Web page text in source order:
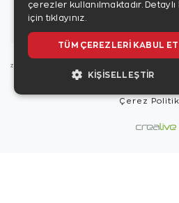
Copyright © 2026, Zen
Zen Diamond Birleşmiş
Turquality Destek
Çerez
çerezler kullanılmaktadır. Detaylı
için tıklayınız.
TÜM ÇEREZLERI KABUL ET
KIŞISELLEŞTIR